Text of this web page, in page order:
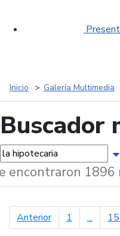
Inicio Galería Multimedia
Buscador
encontraron 1896
Anteriorpágina anterior
1 ...